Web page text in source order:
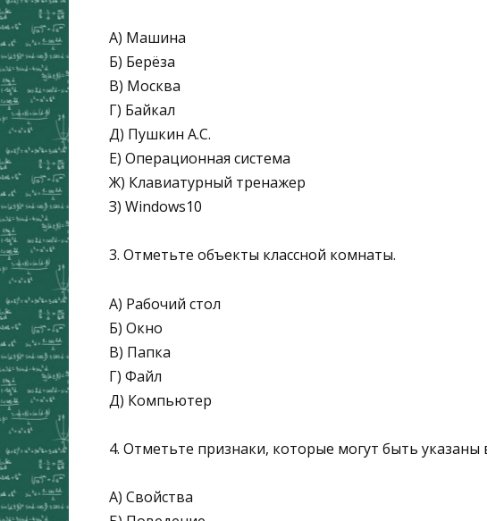
А) Машина
Б) Берёза
В) Москва
Г) Байкал
Д) Пушкин А.С.
Е) Операционная система
Ж) Клавиатурный тренажер
З) Windows10
3. Отметьте объекты классной комнаты.
А) Рабочий стол
Б) Окно
В) Папка
Г) Файл
Д) Компьютер
4. Отметьте признаки, которые могут быть
А) Свойства